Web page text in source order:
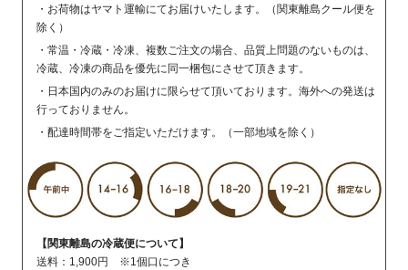
・お荷物はヤマト運輸にてお届けいたします。（関東離島クール便を
除く）
・常温・冷蔵・冷凍、複数ご注文の場合、品質上問題のないものは、
冷蔵、冷凍の商品を優先に同一梱包にさせて頂きます。
・日本国内のみのお届けに限らせて頂いております。海外への発送は
行っておりません。
・配達時間帯をご指定いただけます。（一部地域を除く）
【関東離島の冷蔵便について】
送料：1,900円 ※1個口につき